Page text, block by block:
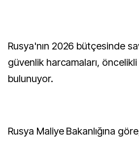
Rusya'nın 2026 bütçesinde
güvenlik harcamaları,
bulunuyor.
Rusya Maliye Bakanlığına